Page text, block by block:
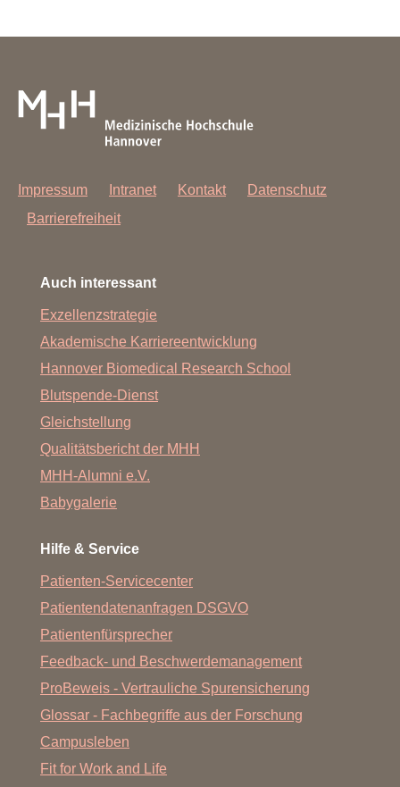
Impressum Intranet Kontakt
Datenschutz
Barrierefreiheit
Auch interessant
Exzellenzstrategie
Akademische Karriereentwicklung
Hannover Biomedical Research School
Blutspende-Dienst
Gleichstellung
Qualitätsbericht der MHH
MHH-Alumni e.V.
Babygalerie
Hilfe & Service
Patienten-Servicecenter
Patientendatenanfragen DSGVO
Patientenfürsprecher
Feedback- und Beschwerdemanagement
ProBeweis - Vertrauliche Spurensicherung
Glossar - Fachbegriffe aus der Forschung
Campusleben
Fit for Work and Life